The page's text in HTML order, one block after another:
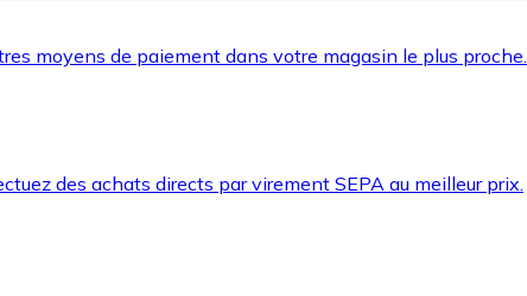
moyens de paiement dans votre magasin le plus proche.
des achats directs par virement SEPA au meilleur prix.